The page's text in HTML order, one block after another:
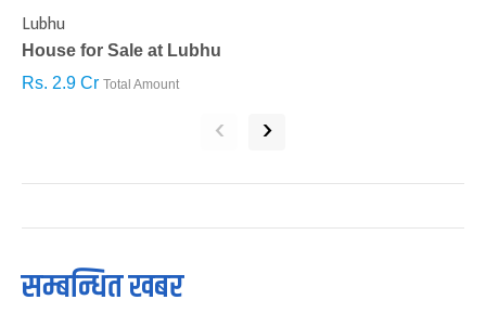
Lubhu
House for Sale at Lubhu
Rs. 2.9 Cr Total Amount
‹ ›
सम्बन्धित खबर